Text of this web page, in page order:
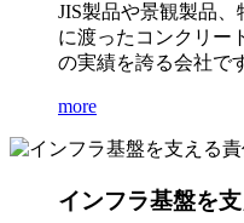
JIS製品や景観製品
に渡ったコンクリー
の実績を誇る会社で
more
インフラ基盤を